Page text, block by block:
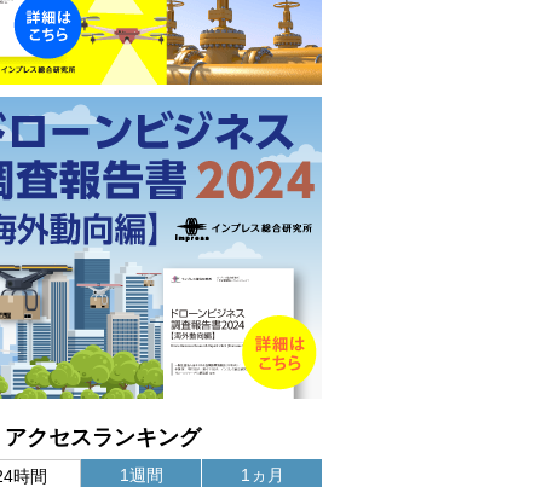
アクセスランキング
時間 1週間 1ヵ月